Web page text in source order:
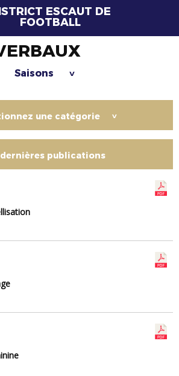
ESCAUT DE
FOOTBALL
Saisons >
une catégorie >
dernières publications